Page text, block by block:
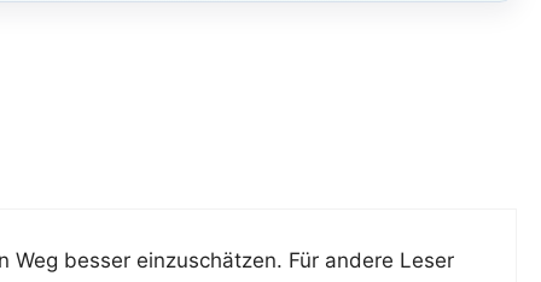
besser einzuschätzen. Für andere Leser